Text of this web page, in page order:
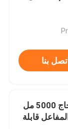
بنا
كأس مختبر قياس الزجاج 5000 مل
قابلة